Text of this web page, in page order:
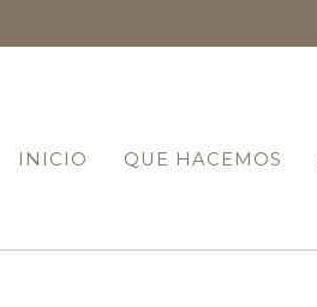
INICIO QUE HACEMOS